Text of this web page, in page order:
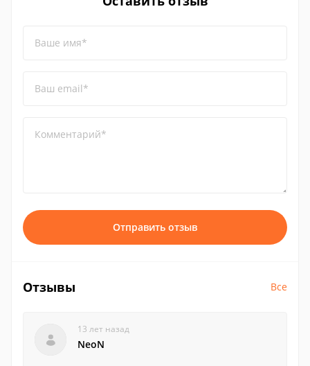
Ваше имя*
Ваш email*
Комментарий*
Отправить отзыв
Отзывы Все
13 лет назад
NeoN